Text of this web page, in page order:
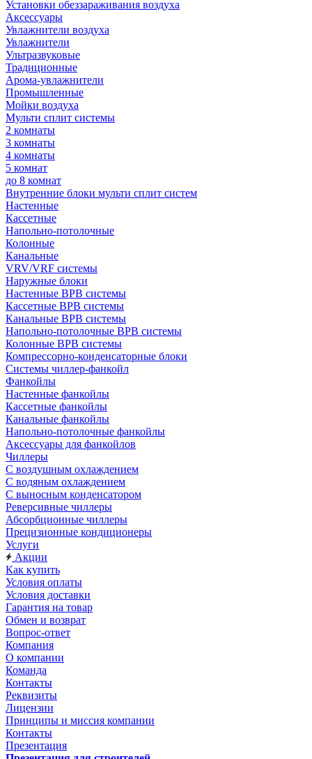
Установки обеззараживания воздуха
Аксессуары
Увлажнители воздуха
Увлажнители
Ультразвуковые
Традиционные
Арома-увлажнители
Промышленные
Мойки воздуха
Мульти сплит системы
2 комнаты
3 комнаты
4 комнаты
5 комнат
до 8 комнат
Внутренние блоки мульти сплит систем
Настенные
Кассетные
Напольно-потолочные
Колонные
Канальные
VRV/VRF системы
Наружные блоки
Настенные ВРВ системы
Кассетные ВРВ системы
Канальные ВРВ системы
Напольно-потолочные ВРВ системы
Колонные ВРВ системы
Компрессорно-конденсаторные блоки
Системы чиллер-фанкойл
Фанкойлы
Настенные фанкойлы
Кассетные фанкойлы
Канальные фанкойлы
Напольно-потолочные фанкойлы
Аксессуары для фанкойлов
Чиллеры
С воздушным охлаждением
С водяным охлаждением
С выносным конденсатором
Реверсивные чиллеры
Абсорбционные чиллеры
Прецизионные кондиционеры
Услуги
Акции
Как купить
Условия оплаты
Условия доставки
Гарантия на товар
Обмен и возврат
Вопрос-ответ
Компания
О компании
Команда
Контакты
Реквизиты
Лицензии
Принципы и миссия компании
Контакты
Презентация